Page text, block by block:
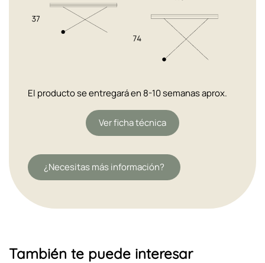
El producto se entregará en 8-10 semanas aprox.
Ver ficha técnica
¿Necesitas más información?
También te puede interesar